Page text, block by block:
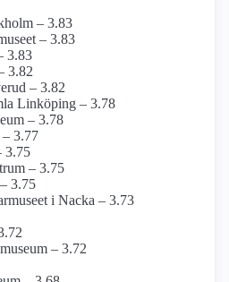
– 3.83
– 3.83
3.83
3.82
– 3.82
Linköping – 3.78
– 3.78
– 3.77
3.75
– 3.75
3.75
i Nacka – 3.73
– 3.72